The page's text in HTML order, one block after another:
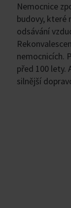
Nemocnice
budovy, které
odsávání
nemocnicích.
před 100 lety.
silnější